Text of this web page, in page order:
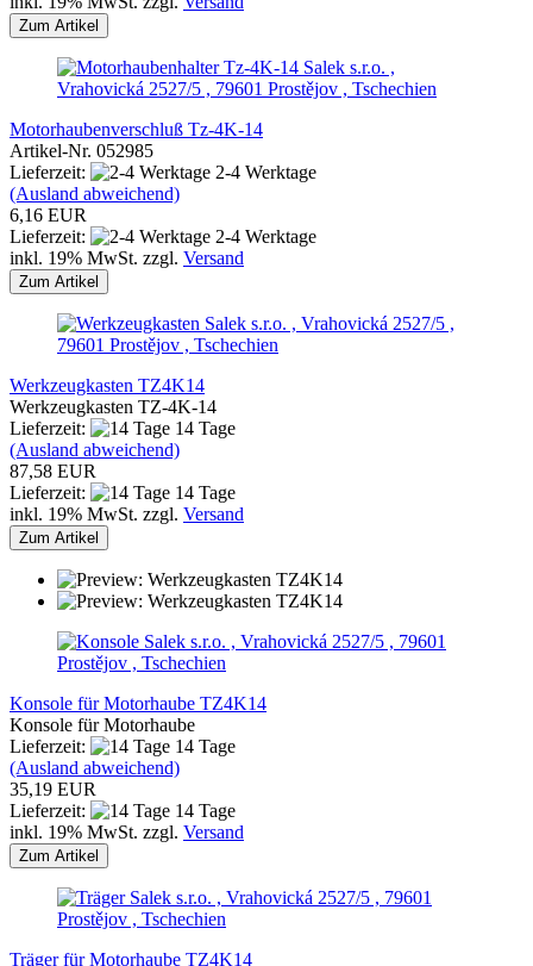
Zum Artikel
Salek s.r.o. ,
Vrahovická 2527/5 , 79601 Prostějov , Tschechien
Motorhaubenverschluß Tz-4K-14
Artikel-Nr. 052985
Lieferzeit:
2-4 Werktage
(Ausland abweichend)
6,16 EUR
Lieferzeit:
2-4 Werktage
inkl. 19% MwSt. zzgl. Versand
Zum Artikel
Salek s.r.o. , Vrahovická 2527/5 ,
79601 Prostějov , Tschechien
Werkzeugkasten TZ4K14
Werkzeugkasten TZ-4K-14
Lieferzeit:
14 Tage
(Ausland abweichend)
87,58 EUR
Lieferzeit:
14 Tage
inkl. 19% MwSt. zzgl. Versand
Zum Artikel
Salek s.r.o. , Vrahovická 2527/5 , 79601
Prostějov , Tschechien
Konsole für Motorhaube TZ4K14
Konsole für Motorhaube
Lieferzeit:
14 Tage
(Ausland abweichend)
35,19 EUR
Lieferzeit:
14 Tage
inkl. 19% MwSt. zzgl. Versand
Zum Artikel
Salek s.r.o. , Vrahovická 2527/5 , 79601
Prostějov , Tschechien
Träger für Motorhaube TZ4K14